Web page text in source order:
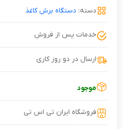
فروشگاه ایران تی اس تی
موجود
ارسال در دو روز کاری
خدمات پس از فروش
دسته: دستگاه برش کاغذ